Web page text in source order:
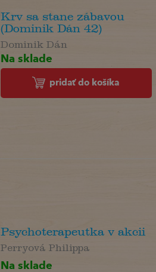
Krv sa stane zábavou
(Dominik Dán 42)
Dominik Dán
Na sklade
pridať do košíka
Psychoterapeutka v akcii
Perryová Philippa
Na sklade